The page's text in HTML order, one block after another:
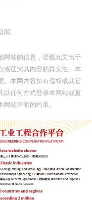
闻
网站的信息，登载此文出于
或证实其内容的真实性。本
。本网内容如有侵权或其它
以任何方式登录本网站或直
站声明的约束。